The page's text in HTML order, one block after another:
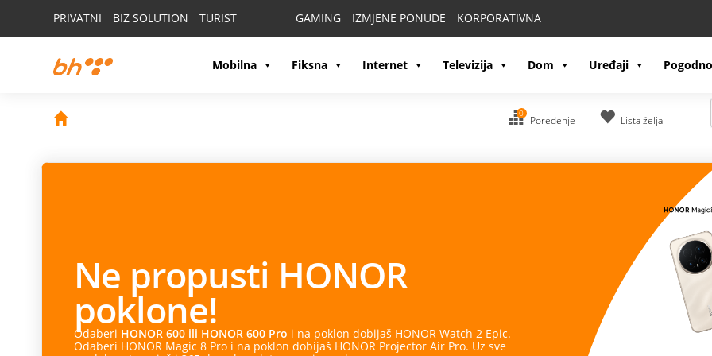
PRIVATNI BIZ SOLUTION TURIST GAMING IZMJENE PONUDE KORPORATIVNA
Mobilna Fiksna Internet Televizija Dom Uređaji
0
Poređenje Lista želja
Ne propusti HONOR
poklone!
Odaberi HONOR 600 ili HONOR 600 Pro i na poklon dobijaš HONOR Watch 2 Epic.
Odaberi HONOR Magic 8 Pro i na poklon dobijaš HONOR Projector Air Pro. Uz sve